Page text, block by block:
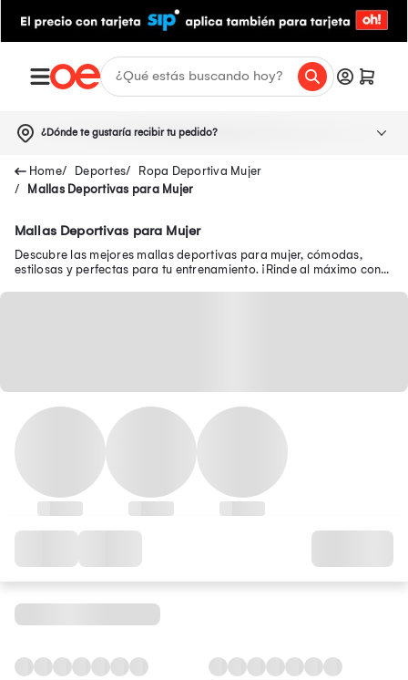
¿Dónde te gustaría recibir tu pedido?
Deportes
Ropa Deportiva Mujer
Mallas Deportivas para Mujer
Mallas Deportivas para Mujer
Descubre las mejores mallas deportivas para mujer, cómodas,
estilosas y perfectas para tu entrenamiento. ¡Rinde al máximo con